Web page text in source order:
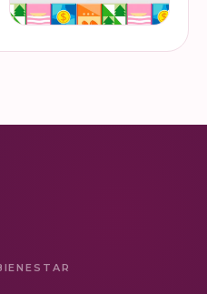
que los hackers